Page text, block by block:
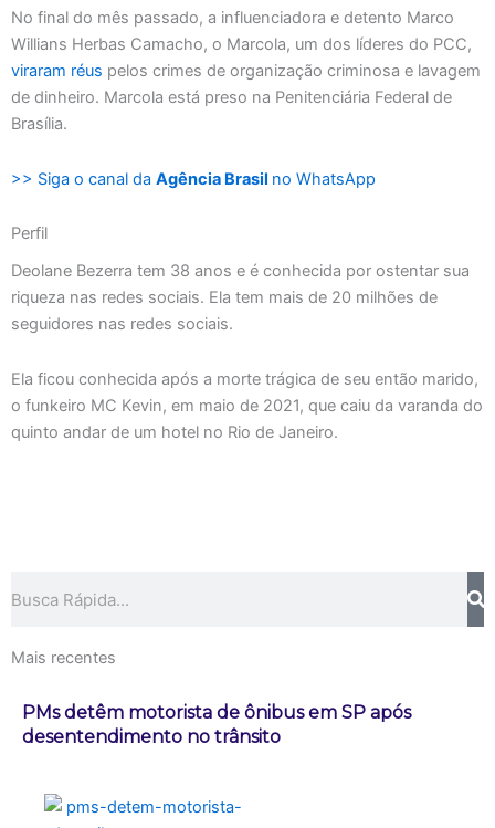
No final do mês passado, a influenciadora e detento Marco
Willians Herbas Camacho, o Marcola, um dos líderes do PCC,
viraram réus pelos crimes de organização criminosa e lavagem
de dinheiro. Marcola está preso na Penitenciária Federal de
Brasília.
>> Siga o canal da Agência Brasil no WhatsApp
Perfil
Deolane Bezerra tem 38 anos e é conhecida por ostentar sua
riqueza nas redes sociais. Ela tem mais de 20 milhões de
seguidores nas redes sociais.
Ela ficou conhecida após a morte trágica de seu então marido,
o funkeiro MC Kevin, em maio de 2021, que caiu da varanda do
quinto andar de um hotel no Rio de Janeiro.
Mais recentes
PMs detêm motorista de ônibus em SP após
desentendimento no trânsito